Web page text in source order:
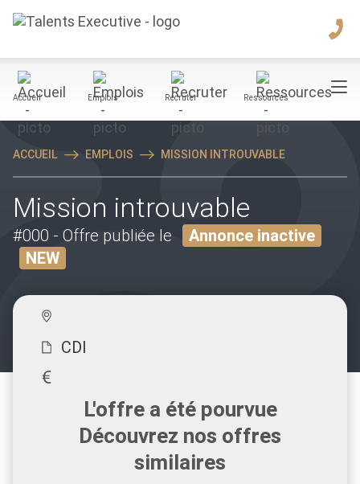
Accueil Emplois Recruter Ressources
ACCUEIL EMPLOIS MISSION INTROUVABLE
Mission introuvable
#000 - Offre publiée le
Annonce inactive
NEW
CDI
L'offre a été pourvue
Découvrez nos offres
similaires